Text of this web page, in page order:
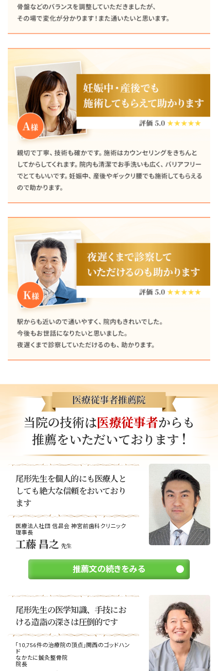
当院の技術は医療従事者からも
推薦をいただいております !
尾形先生を個人的にも医療人と
しても絶大な信頼をおいており
ます
医療法人社団 信昌会 神宮前歯科クリニック
理事長
工藤 昌之 先生
推薦文の続きをみる
尾形先生の医学知識、手技にお
ける造詣の深さは圧倒的です
「10,756件の治療院の頂点」関西のゴッドハン
ド
なかたに鍼灸整骨院
院長